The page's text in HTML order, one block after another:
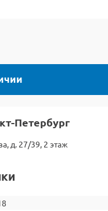
Петербург
д. 27/39, 2 этаж